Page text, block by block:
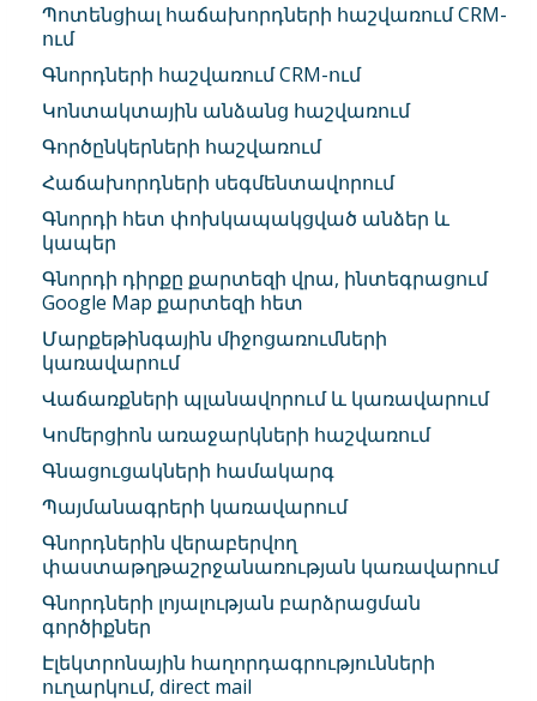
Պոտենցիալ հաճախորդների հաշվառում CRM-
ում
Գնորդների հաշվառում CRM-ում
Կոնտակտային անձանց հաշվառում
Գործընկերների հաշվառում
Հաճախորդների սեգմենտավորում
Գնորդի հետ փոխկապակցված անձեր և
կապեր
Գնորդի դիրքը քարտեզի վրա, ինտեգրացում
Google Map քարտեզի հետ
Մարքեթինգային միջոցառումների
կառավարում
Վաճառքների պլանավորում և կառավարում
Կոմերցիոն առաջարկների հաշվառում
Գնացուցակների համակարգ
Պայմանագրերի կառավարում
Գնորդներին վերաբերվող
փաստաթղթաշրջանառության կառավարում
Գնորդների լոյալության բարձրացման
գործիքներ
Էլեկտրոնային հաղորդագրությունների
ուղարկում, direct mail